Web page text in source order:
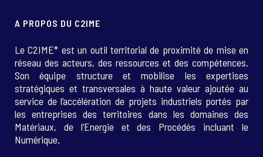
A PROPOS DU C2IME
Le C2IME* est un outil territorial de proximité de mise en
réseau des acteurs, des ressources et des compétences.
Son équipe structure et mobilise les expertises
stratégiques et transversales à haute valeur ajoutée au
service de l’accélération de projets industriels portés par
les entreprises des territoires dans les domaines des
Matériaux, de l’Energie et des Procédés incluant le
Numérique.